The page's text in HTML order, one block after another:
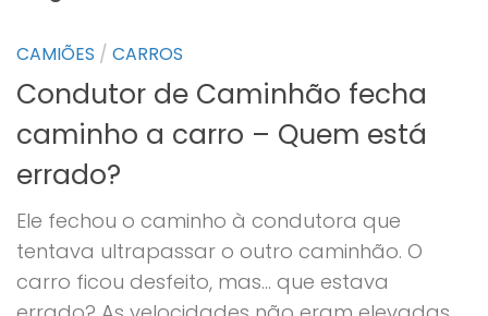
CAMIÕES / CARROS
Condutor de Caminhão fecha
caminho a carro – Quem está
errado?
Ele fechou o caminho à condutora que
tentava ultrapassar o outro caminhão. O
carro ficou desfeito, mas… que estava